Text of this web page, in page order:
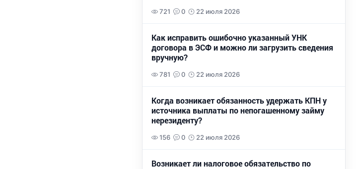
721 0 22 июля 2026
Как исправить ошибочно указанный УНК
договора в ЭСФ и можно ли загрузить сведения
вручную?
781 0 22 июля 2026
Когда возникает обязанность удержать КПН у
источника выплаты по непогашенному займу
нерезиденту?
156 0 22 июля 2026
Возникает ли налоговое обязательство по